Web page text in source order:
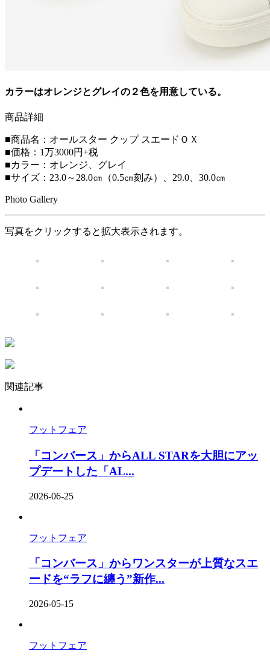
カラーはオレンジとグレイの２色を用意している。
商品詳細
■商品名：オールスター クップ スエードＯＸ
■価格：1万3000円+税
■カラー：オレンジ、グレイ
■サイズ：23.0～28.0㎝（0.5㎝刻み）、29.0、30.0㎝
Photo Gallery
写真をクリックすると拡大表示されます。
関連記事
フットフェア
「コンバース」からALL STARを大胆にアッ
プデートした「AL...
2026-06-25
フットフェア
「コンバース」からワンスターが上質なスエ
ードを“ラフに纏う”新作...
2026-05-15
フットフェア